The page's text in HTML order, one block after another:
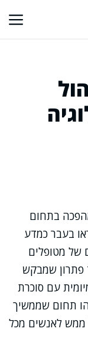
בתחום
בעבר כמדע
של מטופלים
פתרון שמבקש
עם סוכרת
זהו תחום שממשיך
ממש לאנשים מכל